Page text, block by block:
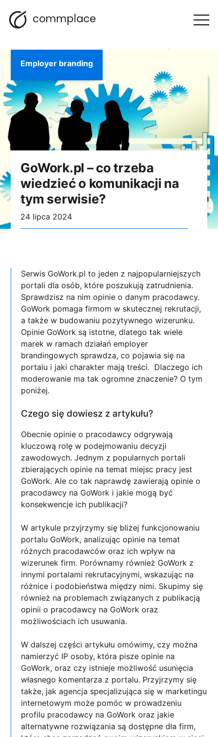
Przejdź
do
Nawigacja
BLOG
GoWork.pl – co trzeba
wiedzieć o komunikacji na
tym serwisie?
24 lipca 2024
Employer branding
Serwis GoWork.pl to jeden z najpopularniejszych
portali dla osób, które poszukują zatrudnienia.
Sprawdzisz na nim opinie o danym pracodawcy.
GoWork pomaga firmom w skutecznej rekrutacji,
a także w budowaniu pozytywnego wizerunku.
Opinie GoWork są istotne, dlatego tak wiele
marek w ramach działań employer
brandingowych sprawdza, co pojawia się na
portalu i jaki charakter mają treści. Dlaczego ich
moderowanie ma tak ogromne znaczenie? O tym
poniżej.
Czego się dowiesz z artykułu?
Obecnie opinie o pracodawcy odgrywają
kluczową rolę w podejmowaniu decyzji
zawodowych. Jednym z popularnych portali
zbierających opinie na temat miejsc pracy jest
GoWork. Ale co tak naprawdę zawierają opinie o
pracodawcy na GoWork i jakie mogą być
konsekwencje ich publikacji?
W artykule przyjrzymy się bliżej funkcjonowaniu
portalu GoWork, analizując opinie na temat
różnych pracodawców oraz ich wpływ na
wizerunek firm. Porównamy również GoWork z
innymi portalami rekrutacyjnymi, wskazując na
różnice i podobieństwa między nimi. Skupimy się
również na problemach związanych z publikacją
opinii o pracodawcy na GoWork oraz
możliwościach ich usuwania.
W dalszej części artykułu omówimy, czy można
namierzyć IP osoby, która pisze opinie na
GoWork, oraz czy istnieje możliwość usunięcia
własnego komentarza z portalu. Przyjrzymy się
także, jak agencja specjalizująca się w marketingu
internetowym może pomóc w prowadzeniu
profilu pracodawcy na GoWork oraz jakie
alternatywne rozwiązania są dostępne dla firm,